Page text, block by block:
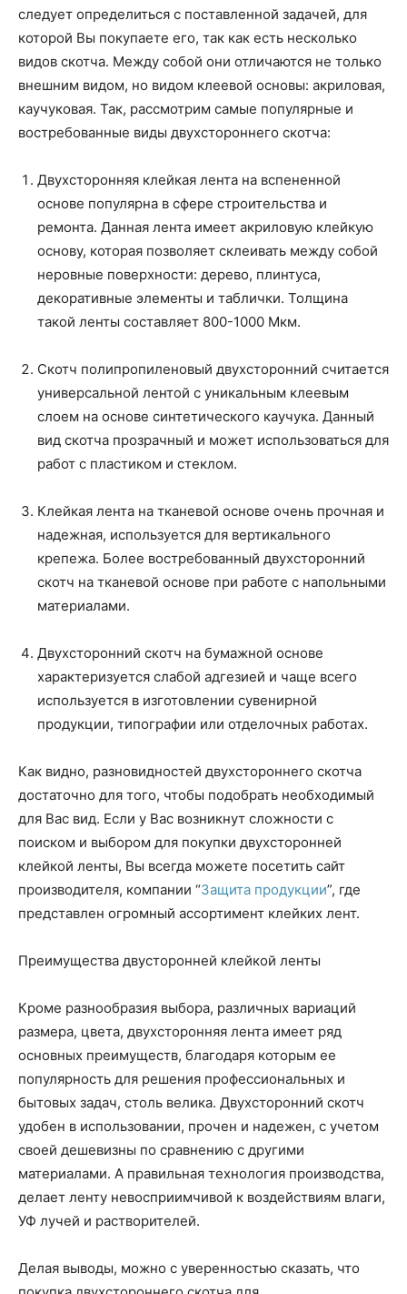
следует определиться с поставленной задачей, для
которой Вы покупаете его, так как есть несколько
видов скотча. Между собой они отличаются не только
внешним видом, но видом клеевой основы: акриловая,
каучуковая. Так, рассмотрим самые популярные и
востребованные виды двухстороннего скотча:
Двухсторонняя клейкая лента на вспененной
основе популярна в сфере строительства и
ремонта. Данная лента имеет акриловую клейкую
основу, которая позволяет склеивать между собой
неровные поверхности: дерево, плинтуса,
декоративные элементы и таблички. Толщина
такой ленты составляет 800-1000 Мкм.
Скотч полипропиленовый двухсторонний считается
универсальной лентой с уникальным клеевым
слоем на основе синтетического каучука. Данный
вид скотча прозрачный и может использоваться для
работ с пластиком и стеклом.
Клейкая лента на тканевой основе очень прочная и
надежная, используется для вертикального
крепежа. Более востребованный двухсторонний
скотч на тканевой основе при работе с напольными
материалами.
Двухсторонний скотч на бумажной основе
характеризуется слабой адгезией и чаще всего
используется в изготовлении сувенирной
продукции, типографии или отделочных работах.
Как видно, разновидностей двухстороннего скотча
достаточно для того, чтобы подобрать необходимый
для Вас вид. Если у Вас возникнут сложности с
поиском и выбором для покупки двухсторонней
клейкой ленты, Вы всегда можете посетить сайт
производителя, компании “Защита продукции”, где
представлен огромный ассортимент клейких лент.
Преимущества двусторонней клейкой ленты
Кроме разнообразия выбора, различных вариаций
размера, цвета, двухсторонняя лента имеет ряд
основных преимуществ, благодаря которым ее
популярность для решения профессиональных и
бытовых задач, столь велика. Двухсторонний скотч
удобен в использовании, прочен и надежен, с учетом
своей дешевизны по сравнению с другими
материалами. А правильная технология производства,
делает ленту невосприимчивой к воздействиям влаги,
УФ лучей и растворителей.
Делая выводы, можно с уверенностью сказать, что